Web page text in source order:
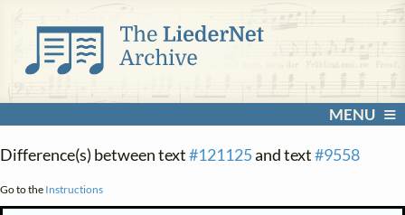
MENU
Difference(s) between text#121125and text#9558
Go to the Instructions